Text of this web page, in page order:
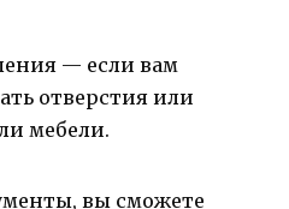
— если вам
отверстия или
мебели.
вы сможете